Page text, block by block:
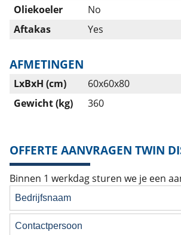
Oliekoeler
No
Aftakas
Yes
AFMETINGEN
LxBxH (cm)
60x60x80
Gewicht (kg)
360
OFFERTE AANVRAGEN TWIN
Binnen 1 werkdag sturen we je een